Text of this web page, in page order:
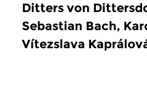
Ditters von
Sebastian Bach,
Vítezslava